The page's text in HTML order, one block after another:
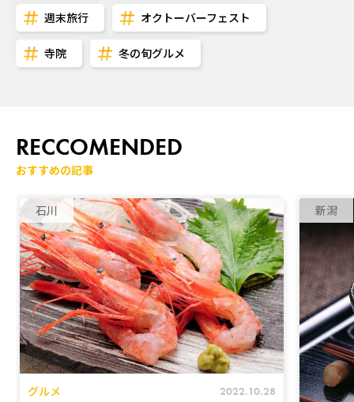
週末旅行 オクトーバーフェスト
寺院 冬の旬グルメ
RECCOMENDED
おすすめの記事
石川
グルメ 2022.10.28
新潟